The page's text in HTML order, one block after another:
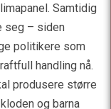
Samtidig
seg – siden
politikere som
handling nå.
produsere større
og barna